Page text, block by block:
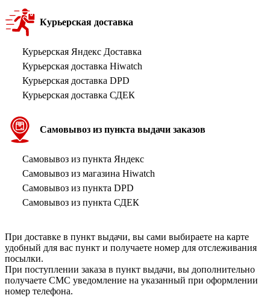
Курьерская доставка
Курьерская Яндекс Доставка
Курьерская доставка Hiwatch
Курьерская доставка DPD
Курьерская доставка СДЕК
Самовывоз из пункта выдачи заказов
Самовывоз из пункта Яндекс
Самовывоз из магазина Hiwatch
Самовывоз из пункта DPD
Самовывоз из пункта СДЕК
При доставке в пункт выдачи, вы сами выбираете на карте
удобный для вас пункт и получаете номер для отслеживания
посылки.
При поступлении заказа в пункт выдачи, вы дополнительно
получаете СМС уведомление на указанный при оформлении
номер телефона.